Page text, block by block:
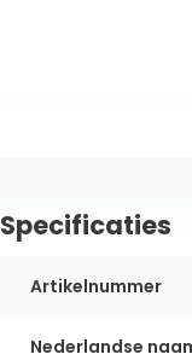
Specificaties
Artikelnummer
Nederlandse